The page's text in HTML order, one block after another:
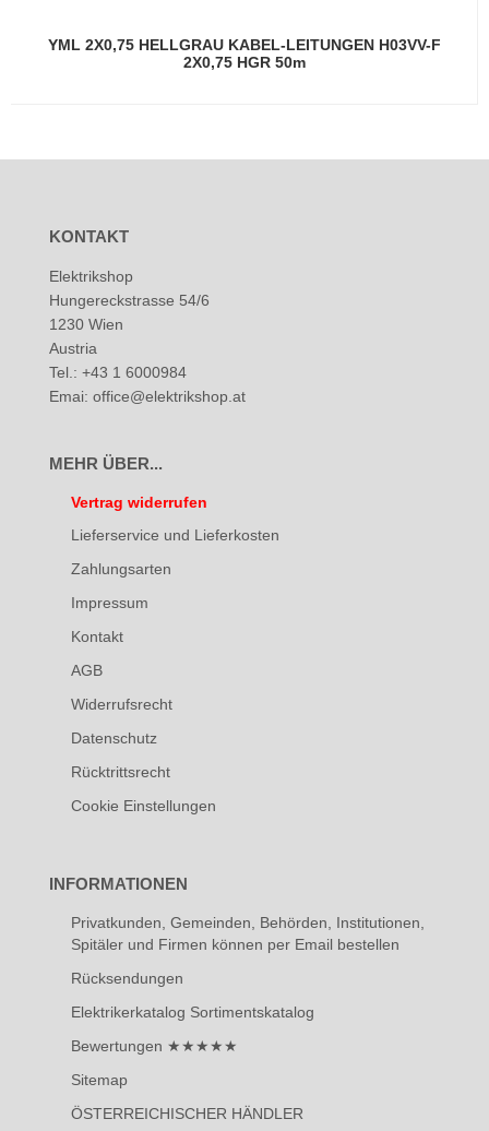
YML 2X0,75 HELLGRAU KABEL-LEITUNGEN H03VV-F
2X0,75 HGR 50m
KONTAKT
Elektrikshop
Hungereckstrasse 54/6
1230 Wien
Austria
Tel.: +43 1 6000984
Emai: office@elektrikshop.at
MEHR ÜBER...
Vertrag widerrufen
Lieferservice und Lieferkosten
Zahlungsarten
Impressum
Kontakt
AGB
Widerrufsrecht
Datenschutz
Rücktrittsrecht
Cookie Einstellungen
INFORMATIONEN
Privatkunden, Gemeinden, Behörden, Institutionen,
Spitäler und Firmen können per Email bestellen
Rücksendungen
Elektrikerkatalog Sortimentskatalog
Bewertungen ★★★★★
Sitemap
ÖSTERREICHISCHER HÄNDLER